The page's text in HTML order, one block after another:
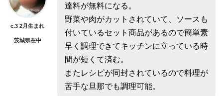
c.3 2月生まれ
茨城県在中
達料が無料になる。
野菜や肉がカットされていて、ソースも
付いているセット商品があるので簡単素
早く調理できてキッチンに立っている時
間が短くて済む。
またレシピが同封されているので料理が
苦手な旦那でも調理可能。